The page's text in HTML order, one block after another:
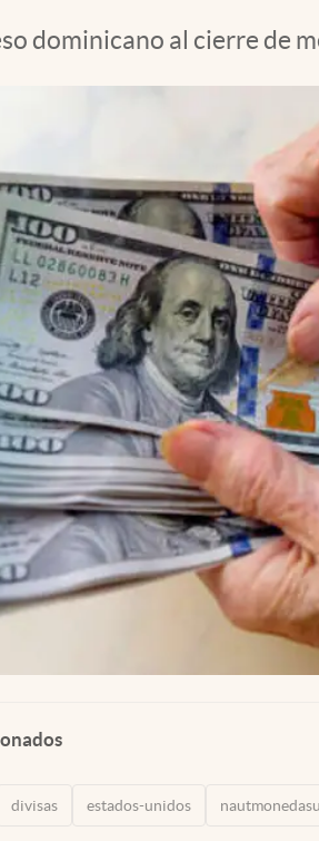
dominicano al cierre de
divisas estados-unidos